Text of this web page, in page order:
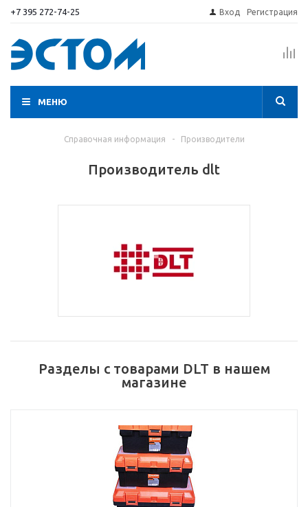
+7 395 272-74-25 Вход Регистрация
МЕНЮ
Справочная информация - Производители
Производитель dlt
Разделы с товарами DLT в нашем
магазине